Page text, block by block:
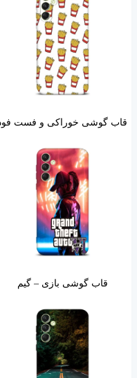
قاب گوشی خوراکی و فست
قاب گوشی بازی – گیم